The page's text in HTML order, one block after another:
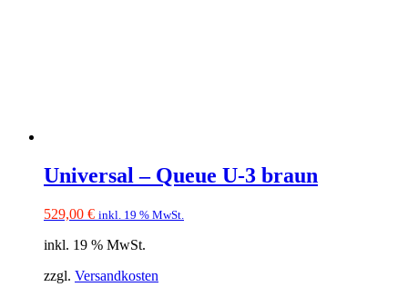
Universal – Queue U-3 braun
529,00 € inkl. 19 % MwSt.
inkl. 19 % MwSt.
zzgl. Versandkosten